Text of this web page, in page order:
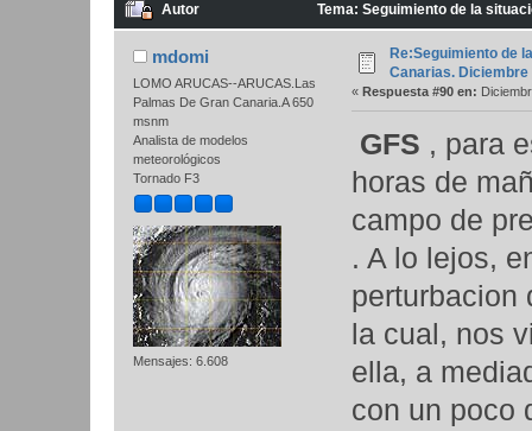
Autor Tema: Seguimiento de la
mdomi
LOMO ARUCAS--ARUCAS.Las
Palmas De Gran Canaria.A 650
msnm
Analista de modelos
meteorológicos
Tornado F3
Mensajes: 6.608
Re:Seguimiento de
Canarias. Diciembre
« Respuesta #90 en:
GFS , para
horas de
campo de
. A lo lejos,
perturbacion
la cual, nos
ella, a
con un poco